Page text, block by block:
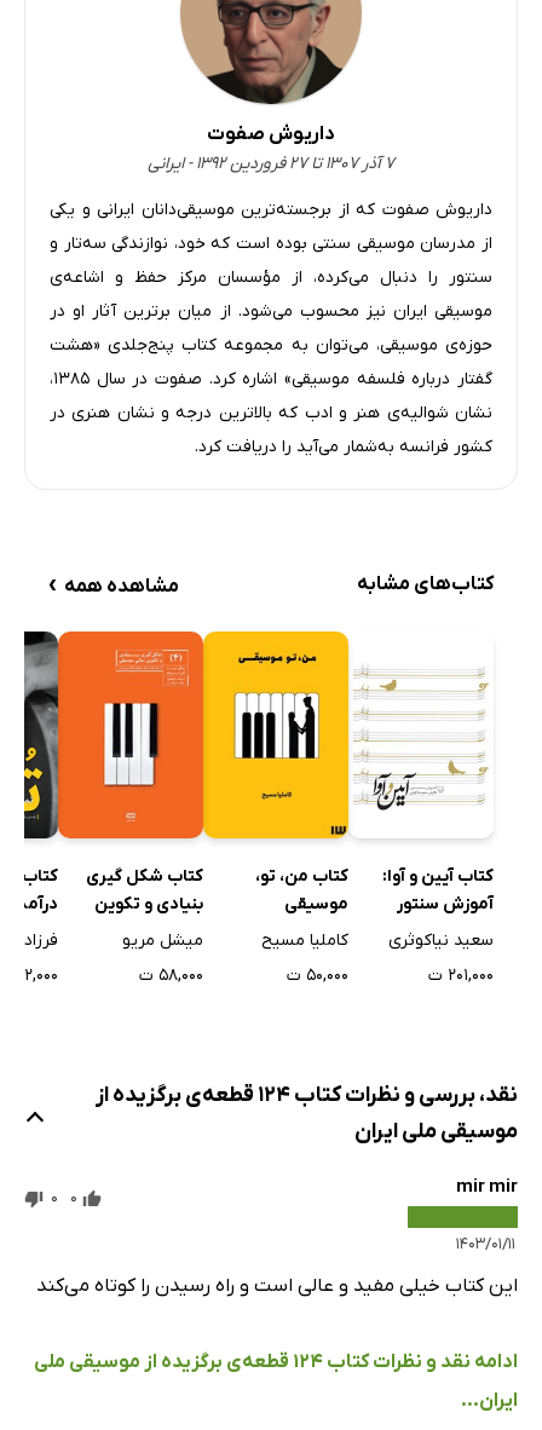
داریوش صفوت
۷ آذر ۱۳۰۷ تا ۲۷ فروردین ۱۳۹۲ - ایرانی
داریوش صفوت که از برجسته‌ترین موسیقی‌دانان ایرانی و یکی
از مدرسان موسیقی سنتی بوده است که خود، نوازندگی سه‌تار و
سنتور را دنبال می‌کرده، از مؤسسان مرکز حفظ و اشاعه‌ی
موسیقی ایران نیز محسوب می‌شود. از میان برترین آثار او در
حوزه‌ی موسیقی، می‌توان به مجموعه کتاب پنج‌جلدی «هشت
گفتار درباره‌ فلسفه موسیقی» اشاره کرد. صفوت در سال ۱۳۸۵،
نشان شوالیه‌ی هنر و ادب که بالاترین درجه و نشان هنری در
کشور فرانسه به‌شمار می‌آید را دریافت کرد.
کتاب‌های مشابه مشاهده همه ›
کتاب آیین و آوا:
آموزش سنتور
سعید نیاکوثری
۲۰۱,۰۰۰ ت
کتاب من، تو،
موسیقی
کاملیا مسیح
۵۰,۰۰۰ ت
کتاب شکل گیری
بنیادی و تکوین
مبانی موسیقی -
میشل مریو
۵۸,۰۰۰ ت
کتاب
فرزاد
۱۲۲,۰۰۰ ت
نقد، بررسی و نظرات کتاب 124 قطعه‌ی برگزیده از
موسیقی ملی ایران
mir mir
۱۴۰۳/۰۱/۱۱
0
0
این کتاب خیلی مفید و عالی است و راه رسیدن را کوتاه می‌کند
ادامه نقد و نظرات کتاب 124 قطعه‌ی برگزیده از موسیقی ملی
ایران...